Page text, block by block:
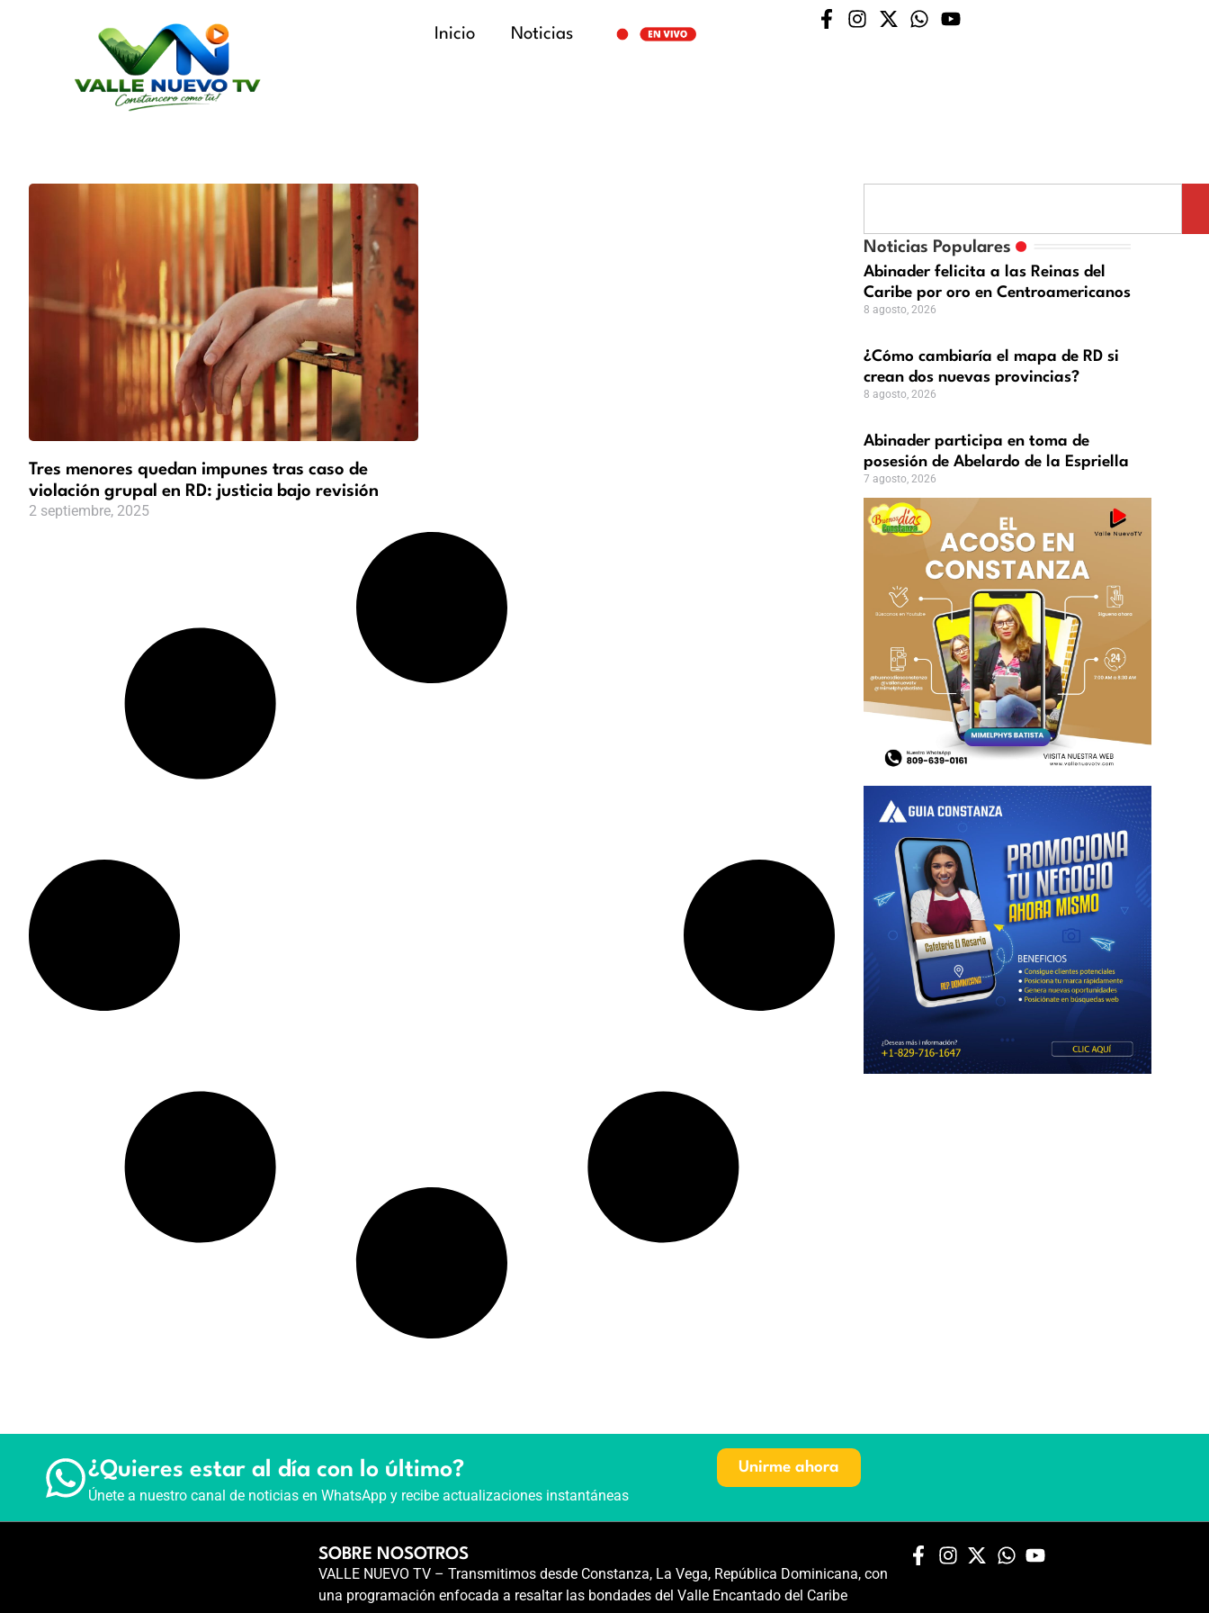
Inicio Noticias
Tres menores quedan impunes tras caso de
violación grupal en RD: justicia bajo revisión
2 septiembre, 2025
Noticias Populares
Abinader felicita a las Reinas del
Caribe por oro en Centroamericanos
8 agosto, 2026
¿Cómo cambiaría el mapa de RD si
crean dos nuevas provincias?
8 agosto, 2026
Abinader participa en toma de
posesión de Abelardo de la Espriella
7 agosto, 2026
¿Quieres estar al día con lo último?
Únete a nuestro canal de noticias en WhatsApp y recibe actualizaciones instantáneas
Unirme ahora
SOBRE NOSOTROS
VALLE NUEVO TV – Transmitimos desde Constanza, La Vega, República Dominicana, con
una programación enfocada a resaltar las bondades del Valle Encantado del Caribe